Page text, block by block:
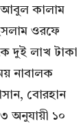
আবুল কালাম
ওরফে
দুই লাখ টাকা
নাবালক
বোরহান
অনুযায়ী ১০